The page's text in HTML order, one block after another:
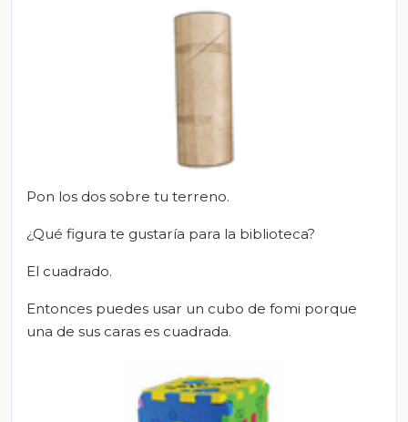
Pon los dos sobre tu terreno.
¿Qué figura te gustaría para la biblioteca?
El cuadrado.
Entonces puedes usar un cubo de fomi porque
una de sus caras es cuadrada.